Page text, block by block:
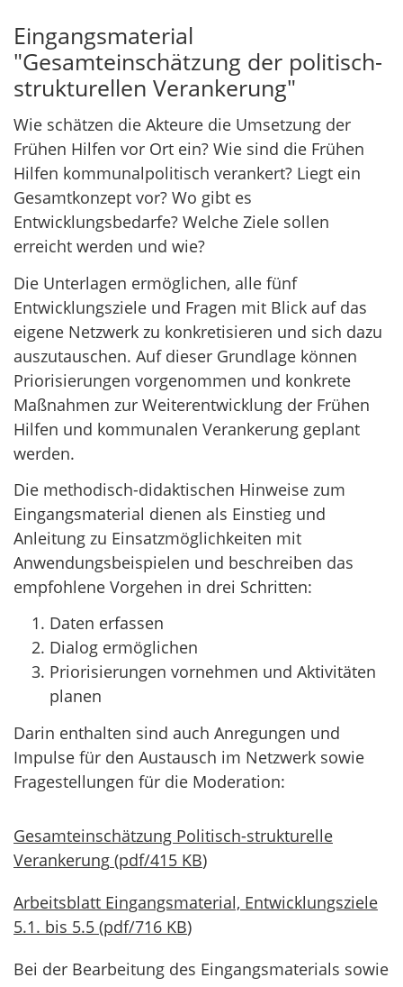
Eingangsmaterial
"Gesamteinschätzung der politisch-
strukturellen Verankerung"
Wie schätzen die Akteure die Umsetzung der
Frühen Hilfen vor Ort ein? Wie sind die Frühen
Hilfen kommunalpolitisch verankert? Liegt ein
Gesamtkonzept vor? Wo gibt es
Entwicklungsbedarfe? Welche Ziele sollen
erreicht werden und wie?
Die Unterlagen ermöglichen, alle fünf
Entwicklungsziele und Fragen mit Blick auf das
eigene Netzwerk zu konkretisieren und sich dazu
auszutauschen. Auf dieser Grundlage können
Priorisierungen vorgenommen und konkrete
Maßnahmen zur Weiterentwicklung der Frühen
Hilfen und kommunalen Verankerung geplant
werden.
Die methodisch-didaktischen Hinweise zum
Eingangsmaterial dienen als Einstieg und
Anleitung zu Einsatzmöglichkeiten mit
Anwendungsbeispielen und beschreiben das
empfohlene Vorgehen in drei Schritten:
Daten erfassen
Dialog ermöglichen
Priorisierungen vornehmen und Aktivitäten
planen
Darin enthalten sind auch Anregungen und
Impulse für den Austausch im Netzwerk sowie
Fragestellungen für die Moderation:
Gesamteinschätzung Politisch-strukturelle
Verankerung (pdf/415 KB)
Arbeitsblatt Eingangsmaterial, Entwicklungsziele
5.1. bis 5.5 (pdf/716 KB)
Bei der Bearbeitung des Eingangsmaterials sowie